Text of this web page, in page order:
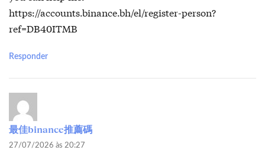
https://accounts.binance.bh/el/register-person?
ref=DB40ITMB
Responder
最佳binance推薦碼
27/07/2026 às 20:27